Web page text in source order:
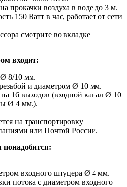
прокачки воздуха в воде до 3 м.
150 Ватт в час, работает от сети
смотрите во вкладке
входит:
8/10 мм.
и диаметром Ø 10 мм.
на 16 выходов (входной канал Ø 10
Ø 4 мм.).
на транспортировку
или Почтой России.
понадобится:
входного штуцера Ø 4 мм.
потока с диаметром входного